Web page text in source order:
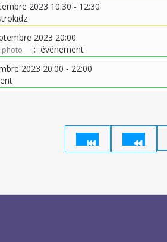
2023 10:30 - 12:30
2023 20:00
photo
:: événement
2023 20:00 - 22:00